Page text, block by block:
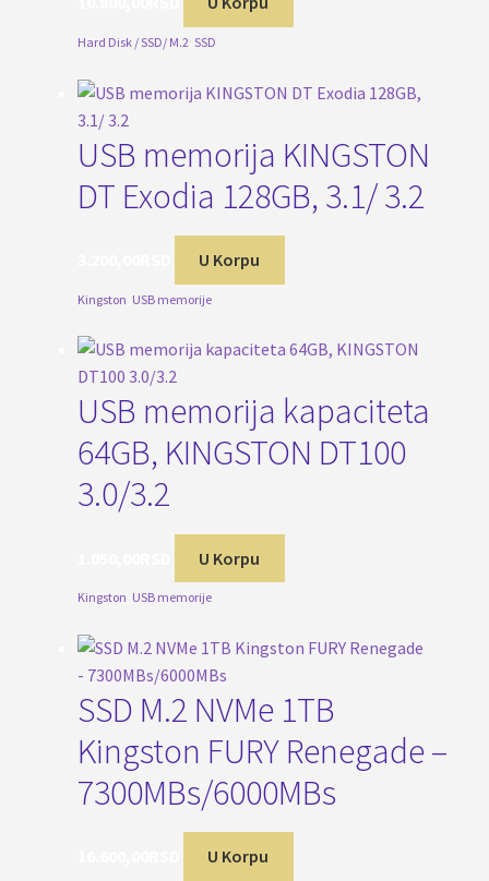
Hard Disk / SSD/ M.2, SSD
USB memorija KINGSTON
DT Exodia 128GB, 3.1/ 3.2
U Korpu
Kingston USB memorije
USB memorija kapaciteta
64GB, KINGSTON DT100
3.0/3.2
U Korpu
Kingston USB memorije
SSD M.2 NVMe 1TB
Kingston FURY Renegade –
7300MBs/6000MBs
U Korpu